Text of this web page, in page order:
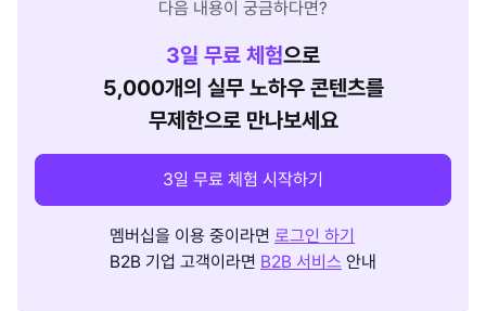
다음 내용이 궁금하다면?
3일 무료 체험으로
5,000개의 실무 노하우 콘텐츠를
무제한으로 만나보세요
3일 무료 체험 시작하기
멤버십을 이용 중이라면 로그인 하기
B2B 기업 고객이라면 B2B 서비스 안내